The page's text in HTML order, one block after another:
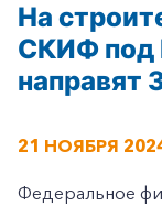
На
СКИФ под
направят
21 НОЯБРЯ
Федеральное